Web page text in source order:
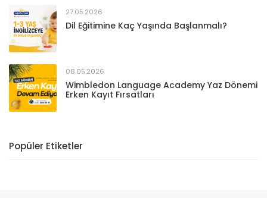
27.05.2026
Dil Eğitimine Kaç Yaşında Başlanmalı?
08.05.2026
Wimbledon Language Academy Yaz Dönemi
Erken Kayıt Fırsatları
Popüler Etiketler